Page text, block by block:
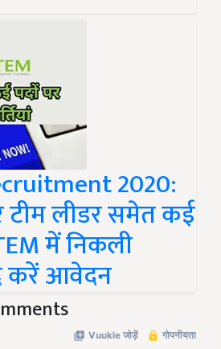
2020:
लीडर समेत कई
में निकली
करें आवेदन